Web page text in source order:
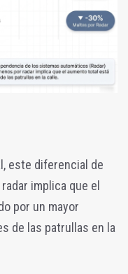
este diferencial de
implica que el
por un mayor
de las patrullas en la